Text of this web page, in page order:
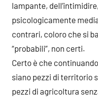
lampante,
psicologicamente
contrari, coloro che si
“probabili”, non certi.
Certo è che
siano pezzi di territorio
pezzi di agricoltura